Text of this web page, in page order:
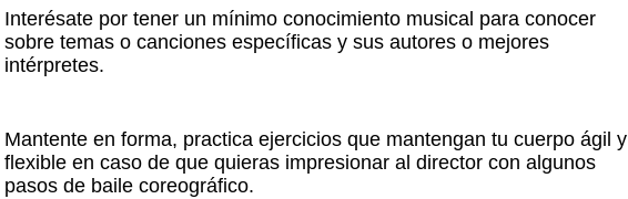
Interésate por tener un mínimo conocimiento musical para conocer
sobre temas o canciones específicas y sus autores o mejores
intérpretes.
Mantente en forma, practica ejercicios que mantengan tu cuerpo ágil y
flexible en caso de que quieras impresionar al director con algunos
pasos de baile coreográfico.